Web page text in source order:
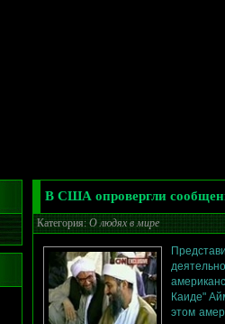
В США опровергли
Категория: О людях в мире
Каиде"
этом